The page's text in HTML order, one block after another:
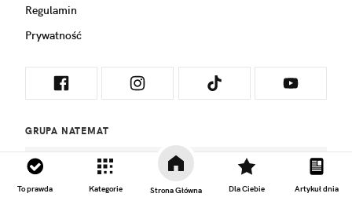
To prawda Kategorie Strona Główna Dla Ciebie Artykuł dnia
Regulamin
Prywatność
GRUPA NATEMAT